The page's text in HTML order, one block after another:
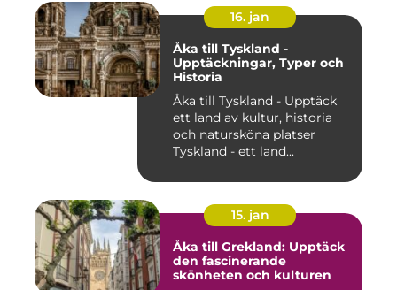
16. jan
Åka till Tyskland -
Upptäckningar, Typer och
Historia
Åka till Tyskland - Upptäck
ett land av kultur, historia
och natursköna platser
Tyskland - ett land...
15. jan
Åka till Grekland: Upptäck
den fascinerande
skönheten och kulturen